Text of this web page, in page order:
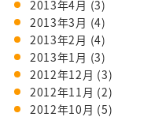
2013年4月 (3)
2013年3月 (4)
2013年2月 (4)
2013年1月 (3)
2012年12月 (3)
2012年11月 (2)
2012年10月 (5)